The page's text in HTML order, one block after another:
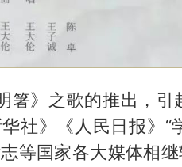
》之歌的推出，引
社》《人民日报》“
等国家各大媒体相